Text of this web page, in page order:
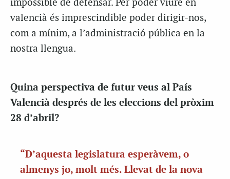
impossible de defensar. Per poder viure en
valencià és imprescindible poder dirigir-nos,
com a mínim, a l’administració pública en la
nostra llengua.
Quina perspectiva de futur veus al País
Valencià després de les eleccions del pròxim
28 d’abril?
“D’aquesta legislatura esperàvem, o
almenys jo, molt més. Llevat de la nova